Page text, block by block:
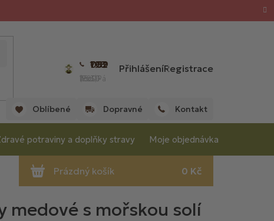
702 059 198
(Po - Pá 7:00 - 15:30 hod.)
PřihlášeníRegistrace
Oblíbené Dopravné Kontakt
potraviny a doplňky stravy Moje objednávka
medové s mořskou solí